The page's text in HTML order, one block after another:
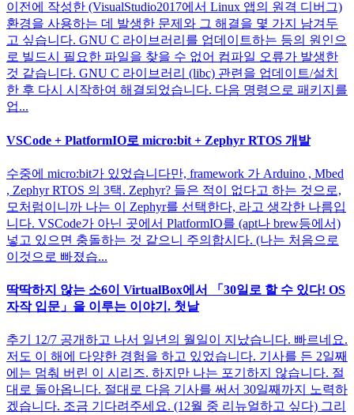
이전에 작성한 (VisualStudio2017에서 Linux 앱의 원격 디버그)
환경을 사용하는 데 발생한 문제와 그 해결을 몇 가지 남겨두
고 싶습니다. GNU C 라이브러리를 업데이트하는 등의 원인으
로 빌드시 필요한 파일을 찾을 수 없어 컴파일 오류가 발생한
것 같습니다. GNU C 라이브러리 (libc) 관련을 업데이트/설치
한 후 다시 시작하여 해결되었습니다. 다음 명령으로 패키지를
업...
VSCode + PlatformIO로 micro:bit + Zephyr RTOS 개발
수중에 micro:bit가 있었습니다만, framework 가 Arduino , Mbed
, Zephyr RTOS 의 3택. Zephyr? 들은 적이 없다고 하는 것으로,
모처럼이니까 나는 이 Zephyr를 선택한다, 라고 생각한 나름입
니다. VSCode가 아닌 곳에서 PlatformIO를 (apt나 brew등에서)
넣고 있으면 충돌하는 것 같으니 주의합시다. (나는 처음으로
이것으로 빠졌습...
딱딱하지 않는 소6이 VirtualBox에서 「30일로 할 수 있다! OS
자작 입문」을 이루는 이야기. 첫날
추기 12/7 공개하고 나서 일년의 월일이 지났습니다. 빠르네요.
저도 이 해에 다양한 경험을 하고 있었습니다. 기사를 든 2일째
에는 멈춰 버린 이 시리즈. 하지만 나는 포기하지 않습니다. 절
대로 돌아옵니다. 절대로 다음 기사를 써서 30일째까지 노력하
겠습니다. 조금 기다려주세요. (12월 중 리뉴얼하고 싶다) 그리